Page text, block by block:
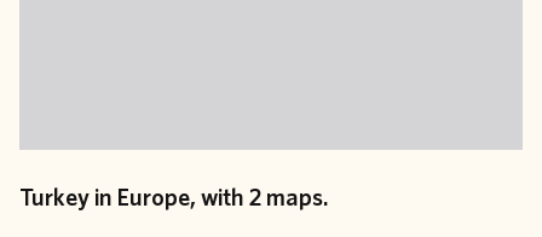
Turkey in Europe, with 2 maps.